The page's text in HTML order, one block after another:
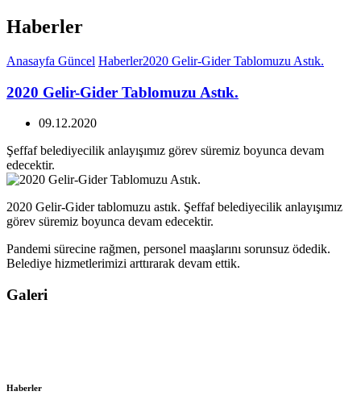
Haberler
Anasayfa Güncel Haberler2020 Gelir-Gider Tablomuzu Astık.
2020 Gelir-Gider Tablomuzu Astık.
09.12.2020
Şeffaf belediyecilik anlayışımız görev süremiz boyunca devam
edecektir.
2020 Gelir-Gider tablomuzu astık. Şeffaf belediyecilik anlayışımız
görev süremiz boyunca devam edecektir.
Pandemi sürecine rağmen, personel maaşlarını sorunsuz ödedik.
Belediye hizmetlerimizi arttırarak devam ettik.
Galeri
Haberler